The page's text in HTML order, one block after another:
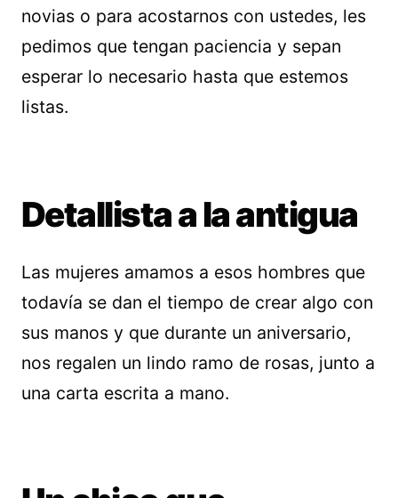
novias o para acostarnos con ustedes, les
pedimos que tengan paciencia y sepan
esperar lo necesario hasta que estemos
listas.
Detallista a la antigua
Las mujeres amamos a esos hombres que
todavía se dan el tiempo de crear algo con
sus manos y que durante un aniversario,
nos regalen un lindo ramo de rosas, junto a
una carta escrita a mano.